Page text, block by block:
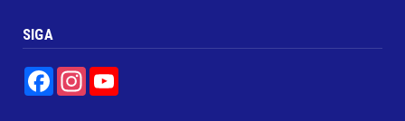
SIGA
FacebookInstagram